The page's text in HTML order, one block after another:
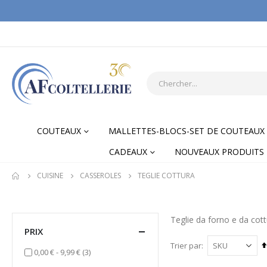
COUTEAUX
MALLETTES-BLOCS-SET DE COUTEAUX
CADEAUX
NOUVEAUX PRODUITS
CUISINE CASSEROLES TEGLIE COTTURA
Teglie da forno e da
Trier par
PRIX
0,00 €- 9,99 € (3)items